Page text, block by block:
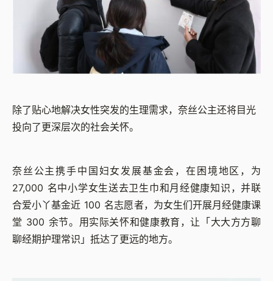
除了贴心地解决女性突发的生理需求，奈丝公主还将目光
投向了更深层次的社会关怀。
奈丝公主携手中国妇女发展基金会，在困境地区，为
27,000 名中小学女生送去卫生巾和月经健康知识，并联
合爱小丫基金近 100 名志愿者，为女生们开展月经健康课
堂 300 余节。用实际关怀和健康教育，让「大大方方聊
聊经期护理常识」抵达了更远的地方。